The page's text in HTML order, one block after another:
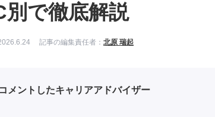
別で徹底解説
記事の編集責任者： 北原 瑞起
メントしたキャリアアドバイザー